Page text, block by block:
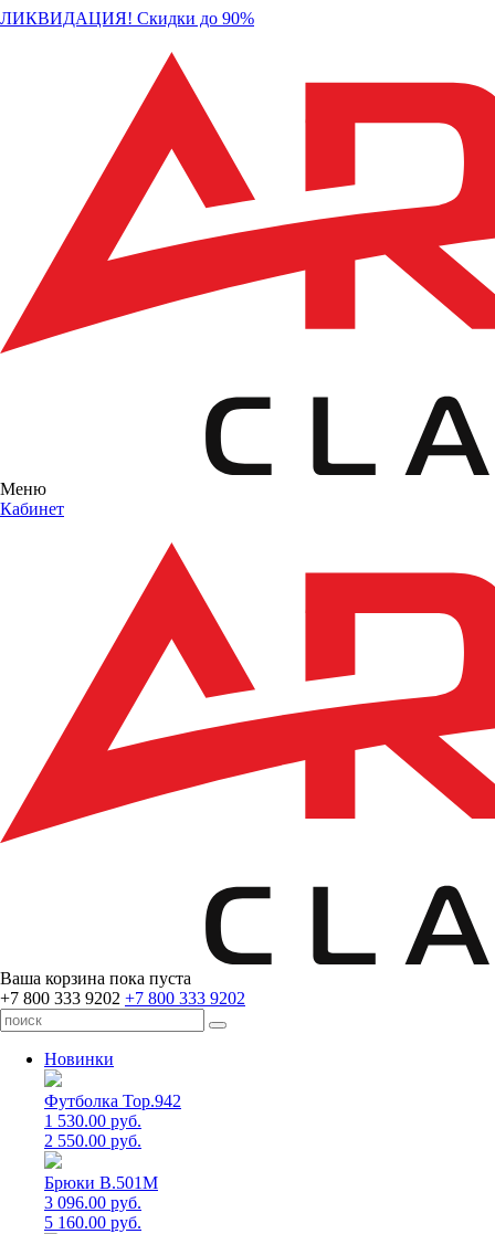
ЛИКВИДАЦИЯ! Скидки до 90%
Меню
Кабинет
Ваша корзина пока пуста
+7 800 333 9202 +7 800 333 9202
Новинки
Футболка Top.942
1 530.00 руб.
2 550.00 руб.
Брюки B.501M
3 096.00 руб.
5 160.00 руб.